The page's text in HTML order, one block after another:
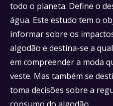
todo o planeta. Define o
água. Este estudo tem o
informar sobre os
algodão e destina-se a
em compreender a moda
veste. Mas também se
toma decisões sobre a